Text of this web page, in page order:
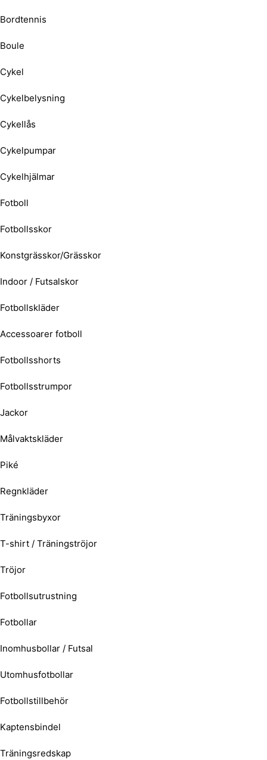
Bordtennis
Boule
Cykel
Cykelbelysning
Cykellås
Cykelpumpar
Cykelhjälmar
Fotboll
Fotbollsskor
Konstgrässkor/Grässkor
Indoor / Futsalskor
Fotbollskläder
Accessoarer fotboll
Fotbollsshorts
Fotbollsstrumpor
Jackor
Målvaktskläder
Piké
Regnkläder
Träningsbyxor
T-shirt / Träningströjor
Tröjor
Fotbollsutrustning
Fotbollar
Inomhusbollar / Futsal
Utomhusfotbollar
Fotbollstillbehör
Kaptensbindel
Träningsredskap